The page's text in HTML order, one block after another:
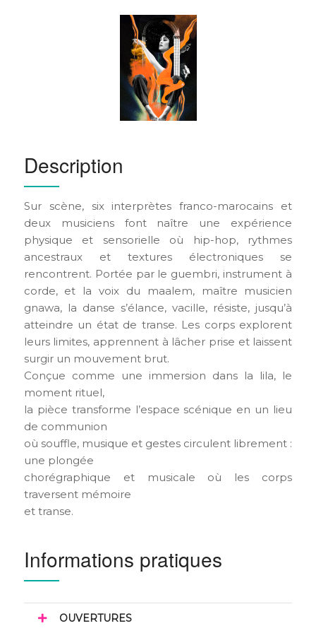
Description
Sur scène, six interprètes franco-marocains et
deux musiciens font naître une expérience
physique et sensorielle où hip-hop, rythmes
ancestraux et textures électroniques se
rencontrent. Portée par le guembri, instrument à
corde, et la voix du maalem, maître musicien
gnawa, la danse s’élance, vacille, résiste, jusqu’à
atteindre un état de transe. Les corps explorent
leurs limites, apprennent à lâcher prise et laissent
surgir un mouvement brut.
Conçue comme une immersion dans la lila, le
moment rituel,
la pièce transforme l’espace scénique en un lieu
de communion
où souffle, musique et gestes circulent librement :
une plongée
chorégraphique et musicale où les corps
traversent mémoire
et transe.
Informations pratiques
OUVERTURES